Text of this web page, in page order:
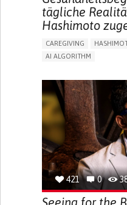
tägliche
Hashimoto
CAREGIVING
AI ALGORITHM
ENHANCING HEALTH
RAISE AWARENESS
ENDOCRINOLOGY
421 0